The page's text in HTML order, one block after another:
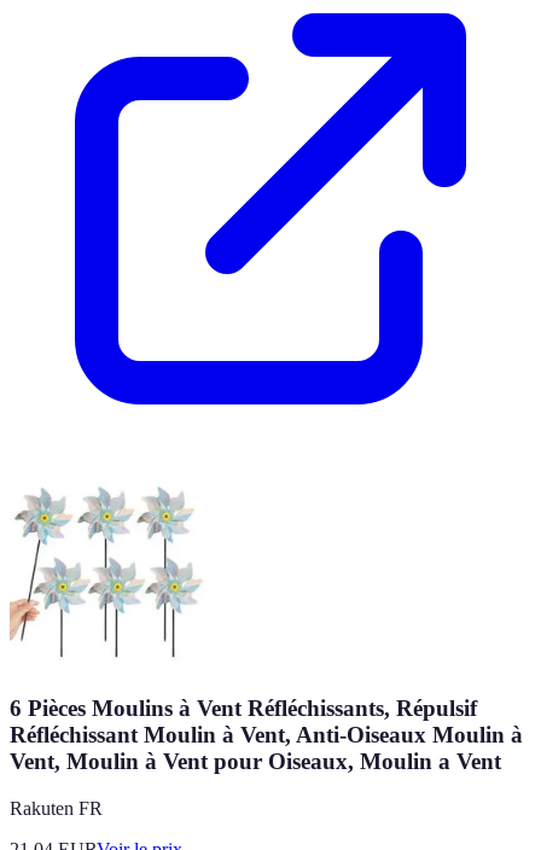
6 Pièces Moulins à Vent Réfléchissants, Répulsif
Réfléchissant Moulin à Vent, Anti-Oiseaux Moulin à
Vent, Moulin à Vent pour Oiseaux, Moulin a Vent
Rakuten FR